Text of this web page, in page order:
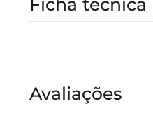
Ficha técnica
Avaliações